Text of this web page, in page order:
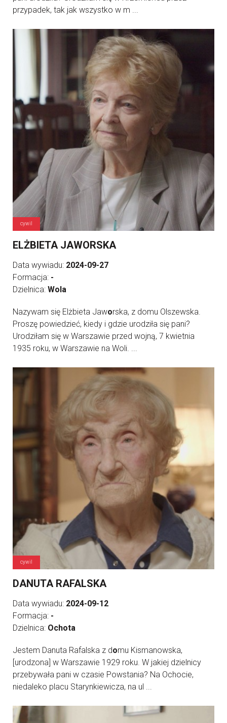
przypadek, tak jak wszystko w m ...
cywil
ELŻBIETA JAWORSKA
Data wywiadu: 2024-09-27
Formacja: -
Dzielnica: Wola
Nazywam się Elżbieta Jaworska, z domu Olszewska.
Proszę powiedzieć, kiedy i gdzie urodziła się pani?
Urodziłam się w Warszawie przed wojną, 7 kwietnia
1935 roku, w Warszawie na Woli. ...
cywil
DANUTA RAFALSKA
Data wywiadu: 2024-09-12
Formacja: -
Dzielnica: Ochota
Jestem Danuta Rafalska z domu Kismanowska,
[urodzona] w Warszawie 1929 roku. W jakiej dzielnicy
przebywała pani w czasie Powstania? Na Ochocie,
niedaleko placu Starynkiewicza, na ul ...